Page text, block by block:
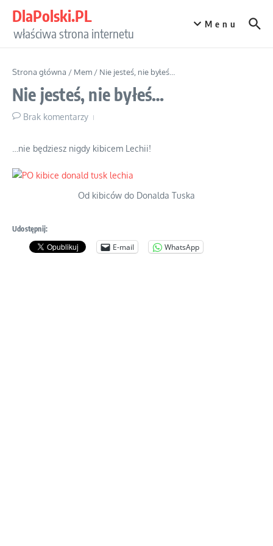
DlaPolski.PL
właściwa strona internetu
Menu
Strona główna / Mem / Nie jesteś, nie byłeś…
Nie jesteś, nie byłeś…
Brak komentarzy
…nie będziesz nigdy kibicem Lechii!
Od kibiców do Donalda Tuska
Udostępnij:
E-mail WhatsApp